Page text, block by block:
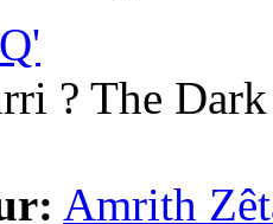
? The
Amrith